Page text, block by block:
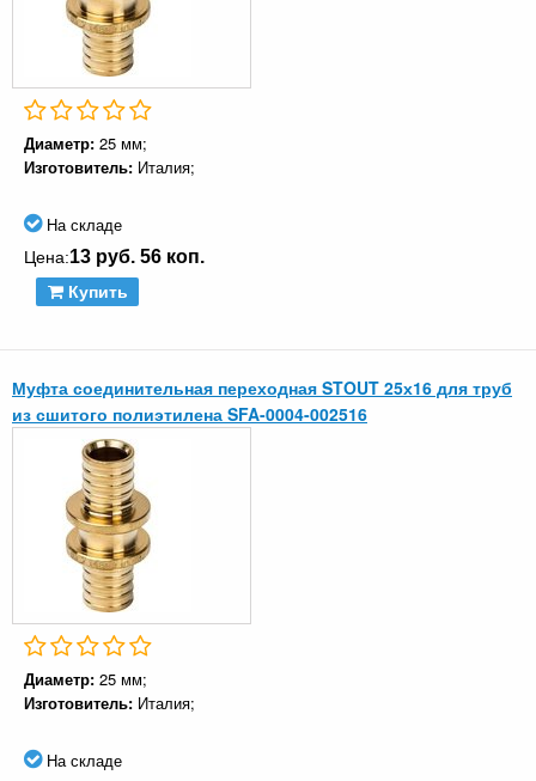
Диаметр: 25 мм;
Изготовитель: Италия;
На складе
Цена:13 руб. 56 коп.
Купить
Муфта соединительная переходная STOUT 25х16 для труб
из сшитого полиэтилена SFA-0004-002516
Диаметр: 25 мм;
Изготовитель: Италия;
На складе